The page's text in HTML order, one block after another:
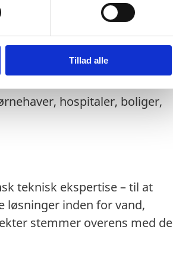
Tillad alle
bl.a.
til genopretning af
hospitaler, boliger,
teknisk ekspertise – til at
løsninger inden for vand,
stemmer overens med de